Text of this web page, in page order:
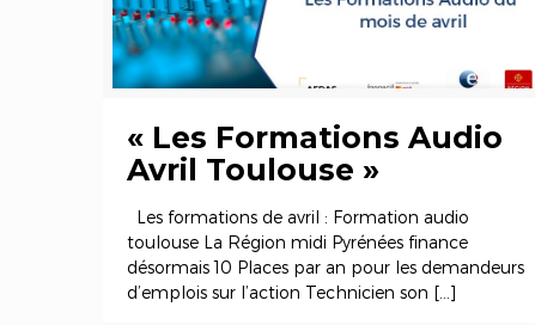
« Les Formations Audio
Avril Toulouse »
Les formations de avril : Formation audio
toulouse La Région midi Pyrénées finance
désormais 10 Places par an pour les demandeurs
d’emplois sur l’action Technicien son […]